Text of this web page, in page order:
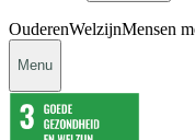
OuderenWelzijnMensen
Menu